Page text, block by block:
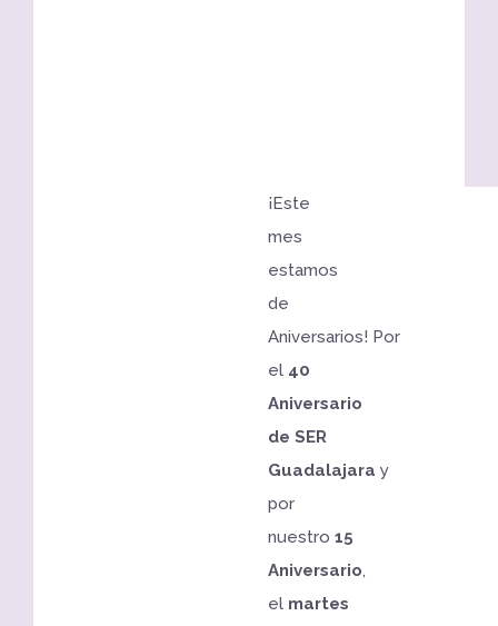
¡Este
mes
estamos
de
Aniversarios! Por
el 40
Aniversario
deSER
Guadalajara y
por
nuestro15
Aniversario,
el martes